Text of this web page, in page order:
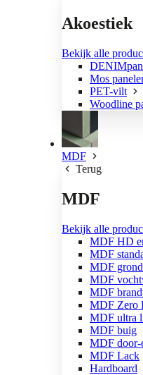
Akoestiek
Bekijk alle
Mos
PET-vilt
Woodline
MDF
Terug
MDF
Bekijk alle
MDF HD
MDF
MDF
MDF
MDF
MDF Zero
MDF ultra
MDF buig
MDF door-
MDF Lack
Hardboard